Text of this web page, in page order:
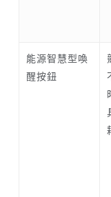
能源智慧型喚
醒按鈕